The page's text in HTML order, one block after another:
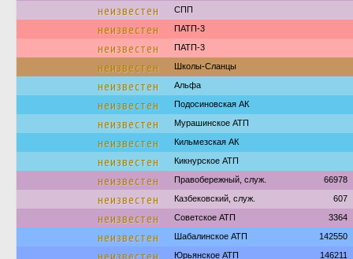
неизвестен СПП
неизвестен ПАТП-3
неизвестен ПАТП-3
неизвестен Школы-Сланцы
неизвестен Альфа
неизвестен Подосиновская АК
неизвестен Мурашинское АТП
неизвестен Кильмезская АК
неизвестен Кикнурское АТП
неизвестен Правобережный, служ. 66978
неизвестен Казбековский, служ. 607
неизвестен Советское АТП 3364
неизвестен Шабалинское АТП 142550
неизвестен Юрьянское АТП 146211